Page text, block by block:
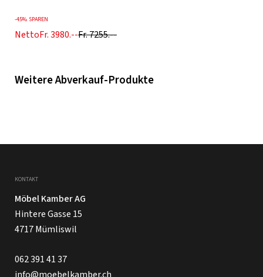
-45% SPAREN
NettoFr. 3980.--Fr. 7255.--
Weitere Abverkauf-Produkte
KONTAKT
Möbel Kamber AG
Hintere Gasse 15
4717 Mümliswil
062 391 41 37
info@moebelkamber.ch